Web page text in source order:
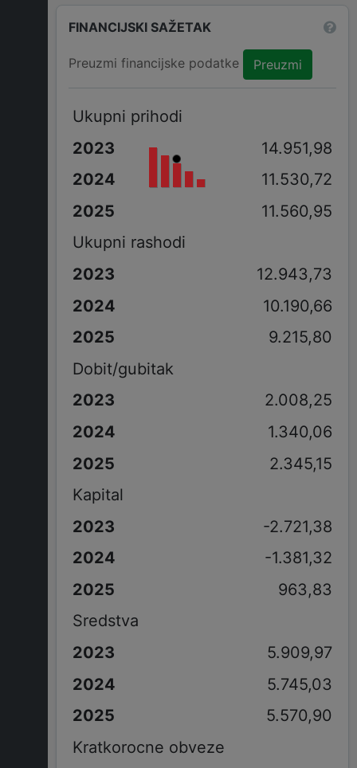
FINANCIJSKI SAŽETAK
Preuzmi financijske podatke Preuzmi
Ukupni prihodi
14.951,98
11.530,72
11.560,95
Ukupni rashodi
12.943,73
10.190,66
9.215,80
Dobit/gubitak
2.008,25
1.340,06
2.345,15
Kapital
-2.721,38
-1.381,32
963,83
Sredstva
5.909,97
5.745,03
5.570,90
Kratkorocne obveze